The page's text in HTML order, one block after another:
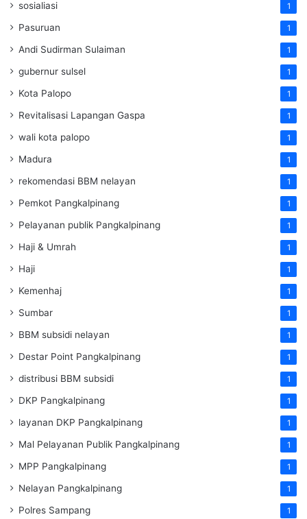
sosialiasi 1
Pasuruan 1
Andi Sudirman Sulaiman 1
gubernur sulsel 1
Kota Palopo 1
Revitalisasi Lapangan Gaspa 1
wali kota palopo 1
Madura 1
rekomendasi BBM nelayan 1
Pemkot Pangkalpinang 1
Pelayanan publik Pangkalpinang 1
Haji & Umrah 1
Haji 1
Kemenhaj 1
Sumbar 1
BBM subsidi nelayan 1
Destar Point Pangkalpinang 1
distribusi BBM subsidi 1
DKP Pangkalpinang 1
layanan DKP Pangkalpinang 1
Mal Pelayanan Publik Pangkalpinang 1
MPP Pangkalpinang 1
Nelayan Pangkalpinang 1
Polres Sampang 1